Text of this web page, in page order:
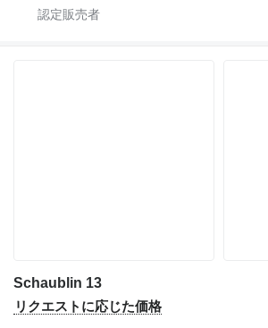
Schaublin 13
リクエストに応じた価格